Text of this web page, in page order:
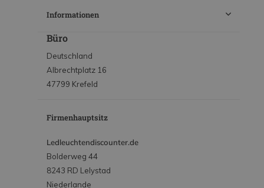
Informationen
Büro
Deutschland
Albrechtplatz 16
47799 Krefeld
Firmenhauptsitz
Ledleuchtendiscounter.de
Bolderweg 44
8243 RD Lelystad
Niederlande